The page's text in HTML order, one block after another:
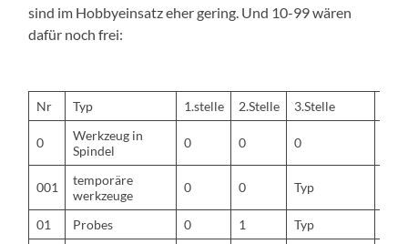
sind im Hobbyeinsatz eher gering. Und 10-99 wären
dafür noch frei:
Nr Typ 1.stelle 2.Stelle 3.Stelle
0
Werkzeug in
Spindel
0 0 0
001
temporäre
werkzeuge
0 0 Typ
01 Probes 0 1 Typ